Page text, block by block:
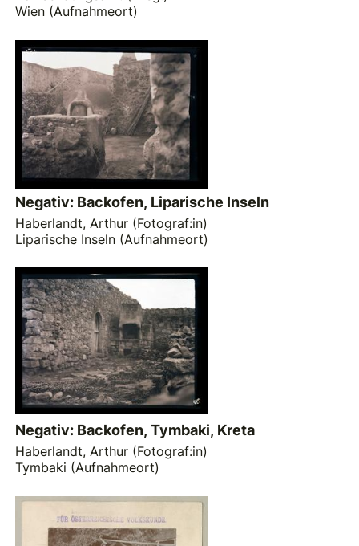
Wien (Aufnahmeort)
Negativ: Backofen, Liparische Inseln
Haberlandt, Arthur (Fotograf:in)
Liparische Inseln (Aufnahmeort)
Negativ: Backofen, Tymbaki, Kreta
Haberlandt, Arthur (Fotograf:in)
Tymbaki (Aufnahmeort)